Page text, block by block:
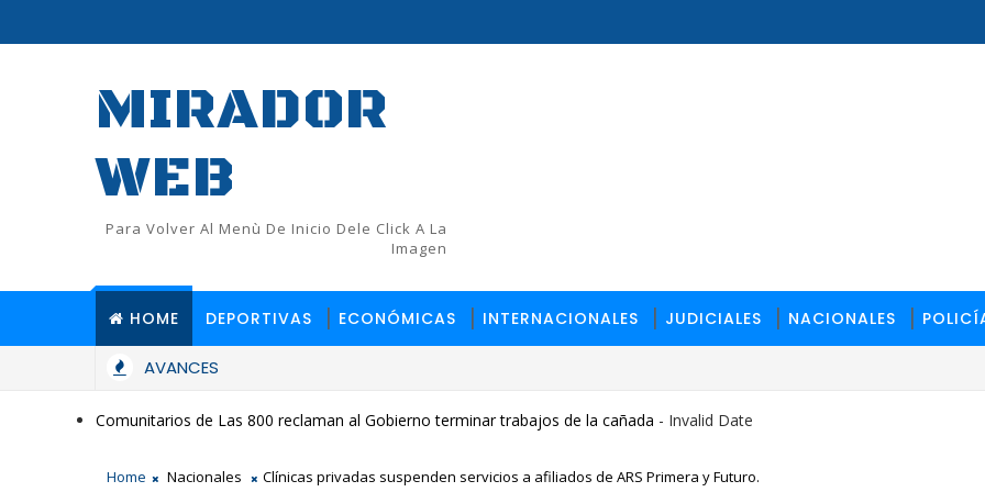
MIRADOR
WEB
Para Volver Al Menù De Inicio Dele Click A La
Imagen
HOME DEPORTIVAS ECONÓMICAS INTERNACIONALES JUDICIALES NACIONALES
AVANCES
Comunitarios de Las 800 reclaman al Gobierno terminar trabajos de la cañada - Invalid Date
Home Nacionales Clínicas privadas suspenden servicios a afiliados de ARS Primera y Futuro.